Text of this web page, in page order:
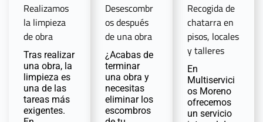
Realizamos
la limpieza
de obra
Tras realizar
una obra, la
limpieza es
una de las
tareas más
exigentes.
Desescombr
os después
de una obra
¿Acabas de
terminar
una obra y
necesitas
eliminar los
escombros
Recogida de
chatarra en
pisos, locales
y talleres
En
Multiservici
os Moreno
ofrecemos
un servicio